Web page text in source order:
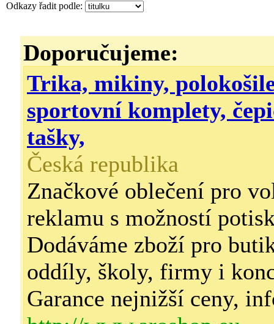
Odkazy řadit podle:
Doporučujeme:
Trika, mikiny,
sportovní komplety,
tašky,
Česká republika
Značkové oblečení pro
reklamu s možností
Dodáváme zboží pro
oddíly, školy, firmy i
Garance nejnižší ceny,